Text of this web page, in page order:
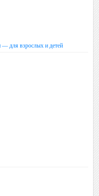
— для взрослых и детей